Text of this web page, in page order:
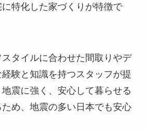
特化した家づくりが特徴で
タイルに合わせた間取りやデ
験と知識を持つスタッフが提
震に強く、安心して暮らせる
め、地震の多い日本でも安心